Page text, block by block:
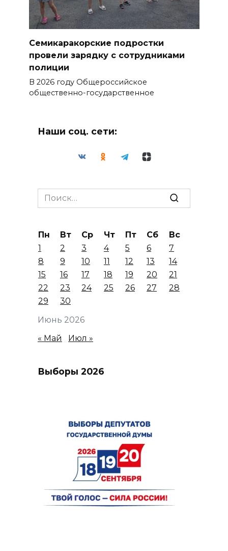
Семикаракорские подростки
провели зарядку с сотрудниками
полиции
В 2026 году Общероссийское
общественно-государственное
Наши соц. сети:
Search
for:
Июнь 2026
Пн Вт Ср Чт Пт Сб
Вс
1
2 3 4 5 6
7
8
9 10 11 12 13
14
15
16 17 18 19 20
21
22
23 24 25 26 27
28
29
30
« Май Июл »
Выборы 2026